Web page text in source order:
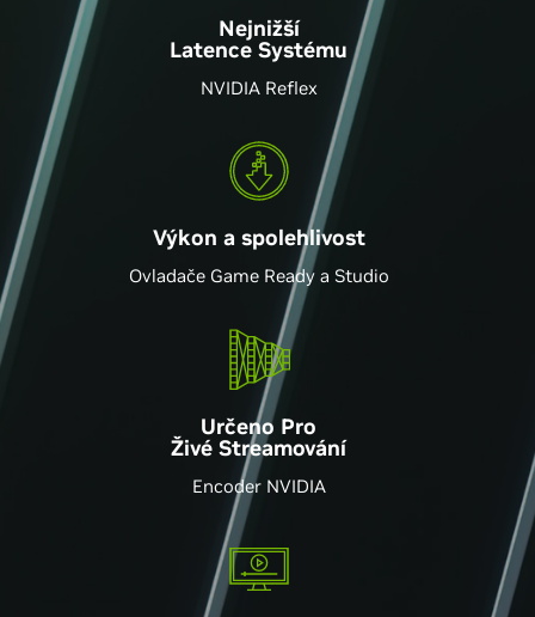
Nejnižší
Latence Systému
NVIDIA Reflex
Výkon a spolehlivost
Ovladače Game Ready a Studio
Určeno Pro
Živé Streamování
Encoder NVIDIA